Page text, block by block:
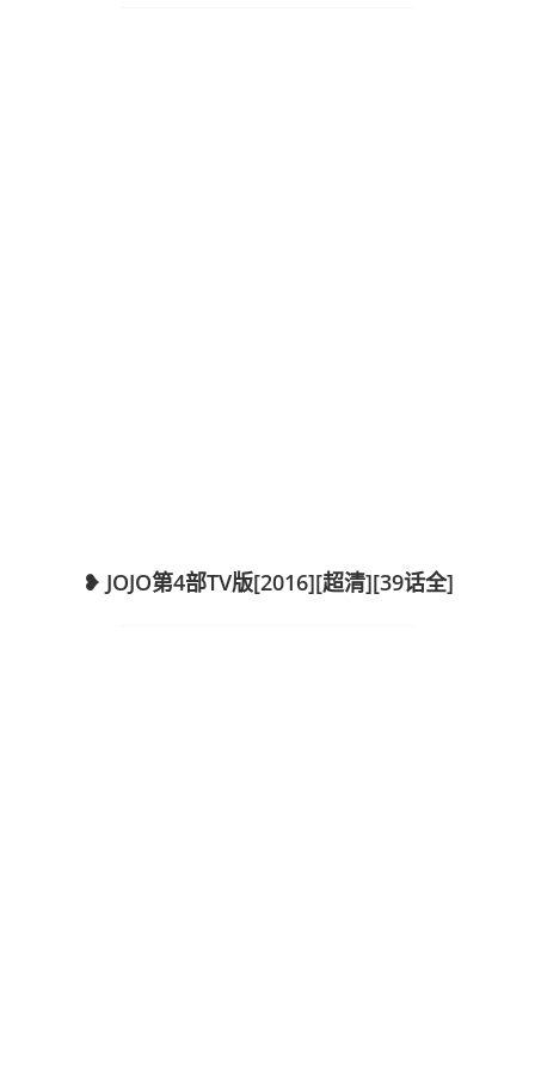
❥ JOJO第4部TV版[2016][超清][39话全]